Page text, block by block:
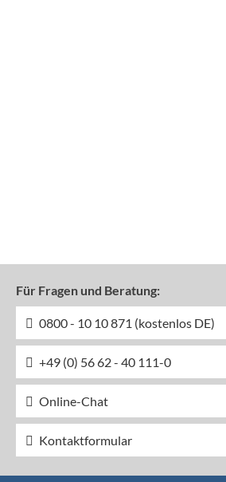
Für Fragen und Beratung:
0800 - 10 10 871 (kostenlos DE)
+49 (0) 56 62 - 40 111-0
Online-Chat
Kontaktformular